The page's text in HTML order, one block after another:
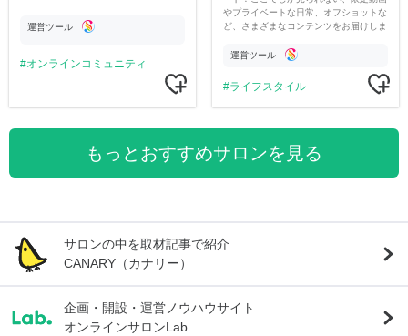
運営ツール
オンラインコミュニティ
やプライベートな日常、オフショットな
ど、さまざまなコンテンツをお届けしま
運営ツール
ライフスタイル
もっとおすすめサロンを見る
サロンの中を取材記事で紹介
CANARY（カナリー）
企画・開設・運営ノウハウサイト
オンラインサロンLab.